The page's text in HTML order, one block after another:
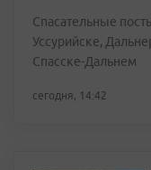
Спасательные
Уссурийске,
Спасске-Дальнем
сегодня, 14:42